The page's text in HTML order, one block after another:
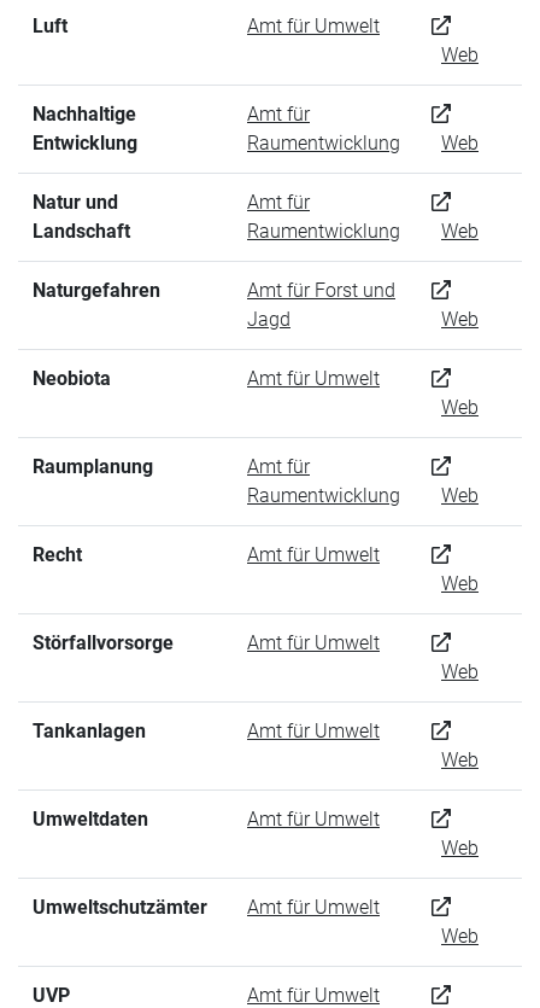
Luft
Amt für Umwelt
Web
Nachhaltige
Entwicklung
Amt für
Raumentwicklung
Web
Natur und
Landschaft
Amt für
Raumentwicklung
Web
Naturgefahren
Amt für Forst und
Jagd
Web
Neobiota
Amt für Umwelt
Web
Raumplanung
Amt für
Raumentwicklung
Web
Recht
Amt für Umwelt
Web
Störfallvorsorge
Amt für Umwelt
Web
Tankanlagen
Amt für Umwelt
Web
Umweltdaten
Amt für Umwelt
Web
Umweltschutzämter
Amt für Umwelt
Web
UVP
Amt für Umwelt